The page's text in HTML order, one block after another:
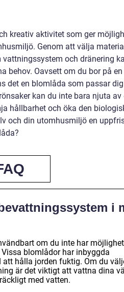
kreativ aktivitet som ger
Genom att välja
och dränering
behov. Oavsett om du bor på
det en blomlåda som passar
kan du inte bara njuta av
hållbarhet och öka den
och din utomhusmiljö en
i
om du inte har
blomlådor har inbyggda
hålla jorden fuktig. Om du
är det viktigt att vattna dina
med vatten.